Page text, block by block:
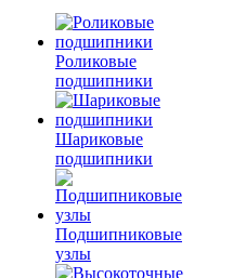
Роликовые
подшипники
Шариковые
подшипники
Подшипниковые
узлы